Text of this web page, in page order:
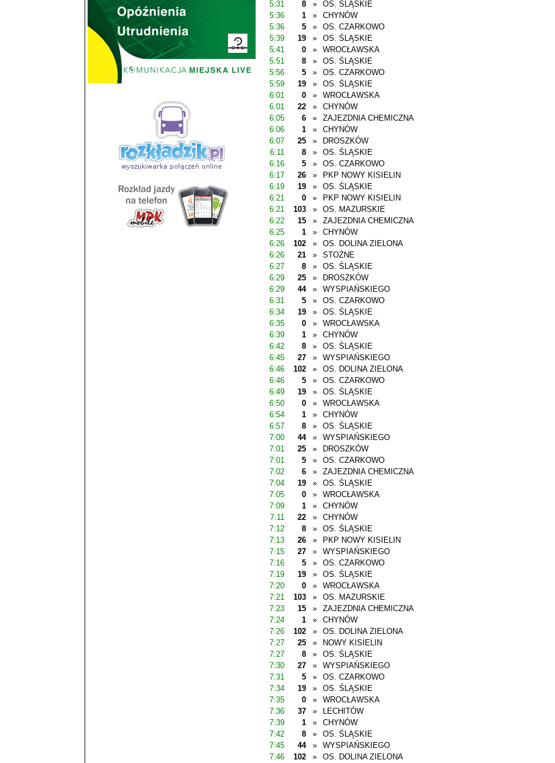
5:31
8 »
OS. ŚLĄSKIE
5:36
1 »
CHYNÓW
5:36
5 »
OS. CZARKOWO
5:39
19 »
OS. ŚLĄSKIE
5:41
0 »
WROCŁAWSKA
5:51
8 »
OS. ŚLĄSKIE
5:56
5 »
OS. CZARKOWO
5:59
19 »
OS. ŚLĄSKIE
6:01
0 »
WROCŁAWSKA
6:01
22 »
CHYNÓW
6:05
6 »
ZAJEZDNIA CHEMICZNA
6:06
1 »
CHYNÓW
6:07
25 »
DROSZKÓW
6:11
8 »
OS. ŚLĄSKIE
6:16
5 »
OS. CZARKOWO
6:17
26 »
PKP NOWY KISIELIN
6:19
19 »
OS. ŚLĄSKIE
6:21
0 »
PKP NOWY KISIELIN
6:21
103 »
OS. MAZURSKIE
6:22
15 »
ZAJEZDNIA CHEMICZNA
6:25
1 »
CHYNÓW
6:26
102 »
OS. DOLINA ZIELONA
6:26
21 »
STOŻNE
6:27
8 »
OS. ŚLĄSKIE
6:29
25 »
DROSZKÓW
6:29
44 »
WYSPIAŃSKIEGO
6:31
5 »
OS. CZARKOWO
6:34
19 »
OS. ŚLĄSKIE
6:35
0 »
WROCŁAWSKA
6:39
1 »
CHYNÓW
6:42
8 »
OS. ŚLĄSKIE
6:45
27 »
WYSPIAŃSKIEGO
6:46
102 »
OS. DOLINA ZIELONA
6:46
5 »
OS. CZARKOWO
6:49
19 »
OS. ŚLĄSKIE
6:50
0 »
WROCŁAWSKA
6:54
1 »
CHYNÓW
6:57
8 »
OS. ŚLĄSKIE
7:00
44 »
WYSPIAŃSKIEGO
7:01
25 »
DROSZKÓW
7:01
5 »
OS. CZARKOWO
7:02
6 »
ZAJEZDNIA CHEMICZNA
7:04
19 »
OS. ŚLĄSKIE
7:05
0 »
WROCŁAWSKA
7:09
1 »
CHYNÓW
7:11
22 »
CHYNÓW
7:12
8 »
OS. ŚLĄSKIE
7:13
26 »
PKP NOWY KISIELIN
7:15
27 »
WYSPIAŃSKIEGO
7:16
5 »
OS. CZARKOWO
7:19
19 »
OS. ŚLĄSKIE
7:20
0 »
WROCŁAWSKA
7:21
103 »
OS. MAZURSKIE
7:23
15 »
ZAJEZDNIA CHEMICZNA
7:24
1 »
CHYNÓW
7:26
102 »
OS. DOLINA ZIELONA
7:27
25 »
NOWY KISIELIN
7:27
8 »
OS. ŚLĄSKIE
7:30
27 »
WYSPIAŃSKIEGO
7:31
5 »
OS. CZARKOWO
7:34
19 »
OS. ŚLĄSKIE
7:35
0 »
WROCŁAWSKA
7:36
37 »
LECHITÓW
7:39
1 »
CHYNÓW
7:42
8 »
OS. ŚLĄSKIE
7:45
44 »
WYSPIAŃSKIEGO
7:46
102 »
OS. DOLINA ZIELONA